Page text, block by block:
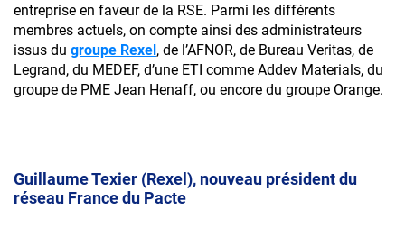
entreprise en faveur de la RSE. Parmi les différents
membres actuels, on compte ainsi des administrateurs
issus du groupe Rexel, de l’AFNOR, de Bureau Veritas, de
Legrand, du MEDEF, d’une ETI comme Addev Materials, du
groupe de PME Jean Henaff, ou encore du groupe Orange.
Guillaume Texier (Rexel), nouveau président du
réseau France du Pacte